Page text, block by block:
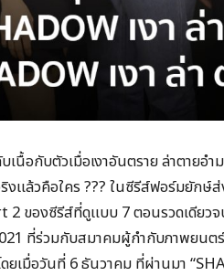
เนื้อกับตัวเมื่อเงาอันตราย ล่าตาย
ริงแล้วคือใคร ??? ในซีรีส์ฟอร์มยั
2 ของซีรีส์ที่ดูแบบ 7 ตอนรวดเดียว
ที่ร่วมกับสมาคมผู้กำกับภาพยนต
มื่อวันที่ 6 ธันวาคม ที่ผ่านมา